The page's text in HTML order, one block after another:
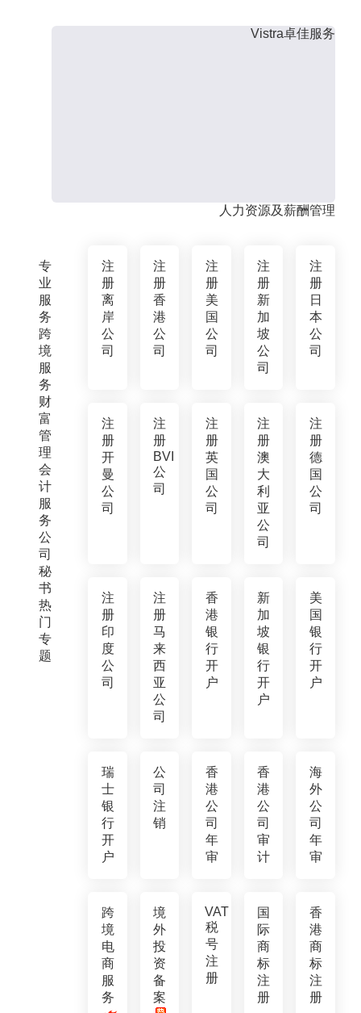
专
业
服
务
跨
境
服
务
财
富
管
理
会
计
服
务
公
司
秘
书
热
门
专
题
Vistra卓佳服务
人力资源及薪酬管理
注
册
离
岸
公
司
注
册
香
港
公
司
注
册
美
国
公
司
注
册
新
加
坡
公
司
注
册
日
本
公
司
注
册
开
曼
公
司
注
册
BVI
公
司
注
册
英
国
公
司
注
册
澳
大
利
亚
公
司
注
册
德
国
公
司
注
册
印
度
公
司
注
册
马
来
西
亚
公
司
香
港
银
行
开
户
新
加
坡
银
行
开
户
美
国
银
行
开
户
瑞
士
银
行
开
户
公
司
注
销
香
港
公
司
年
审
香
港
公
司
审
计
海
外
公
司
年
审
跨
境
电
商
服
务
境
外
投
资
备
案
VAT
税
号
注
册
国
际
商
标
注
册
香
港
商
标
注
册